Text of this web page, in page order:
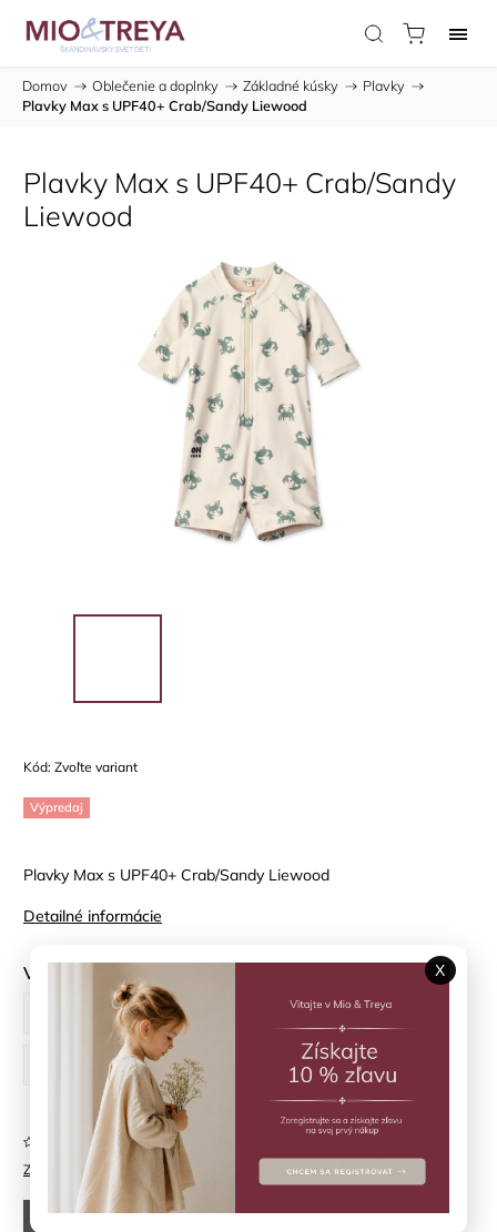
Domov / Oblečenie a doplnky / Základné kúsky / Plavky /
Plavky Max s UPF40+ Crab/Sandy Liewood
Plavky Max s UPF40+ Crab/Sandy
Liewood
Kód: Zvoľte variant
Výpredaj
Plavky Max s UPF40+ Crab/Sandy Liewood
Detailné informácie
Veľkosť
80 cm 92 cm
Značka: LIEWOOD
Neohodnotené
€55
–50 %
X